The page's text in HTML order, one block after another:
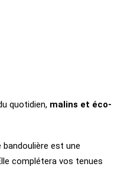
quotidien, malins et éco-
est une
complétera vos tenues